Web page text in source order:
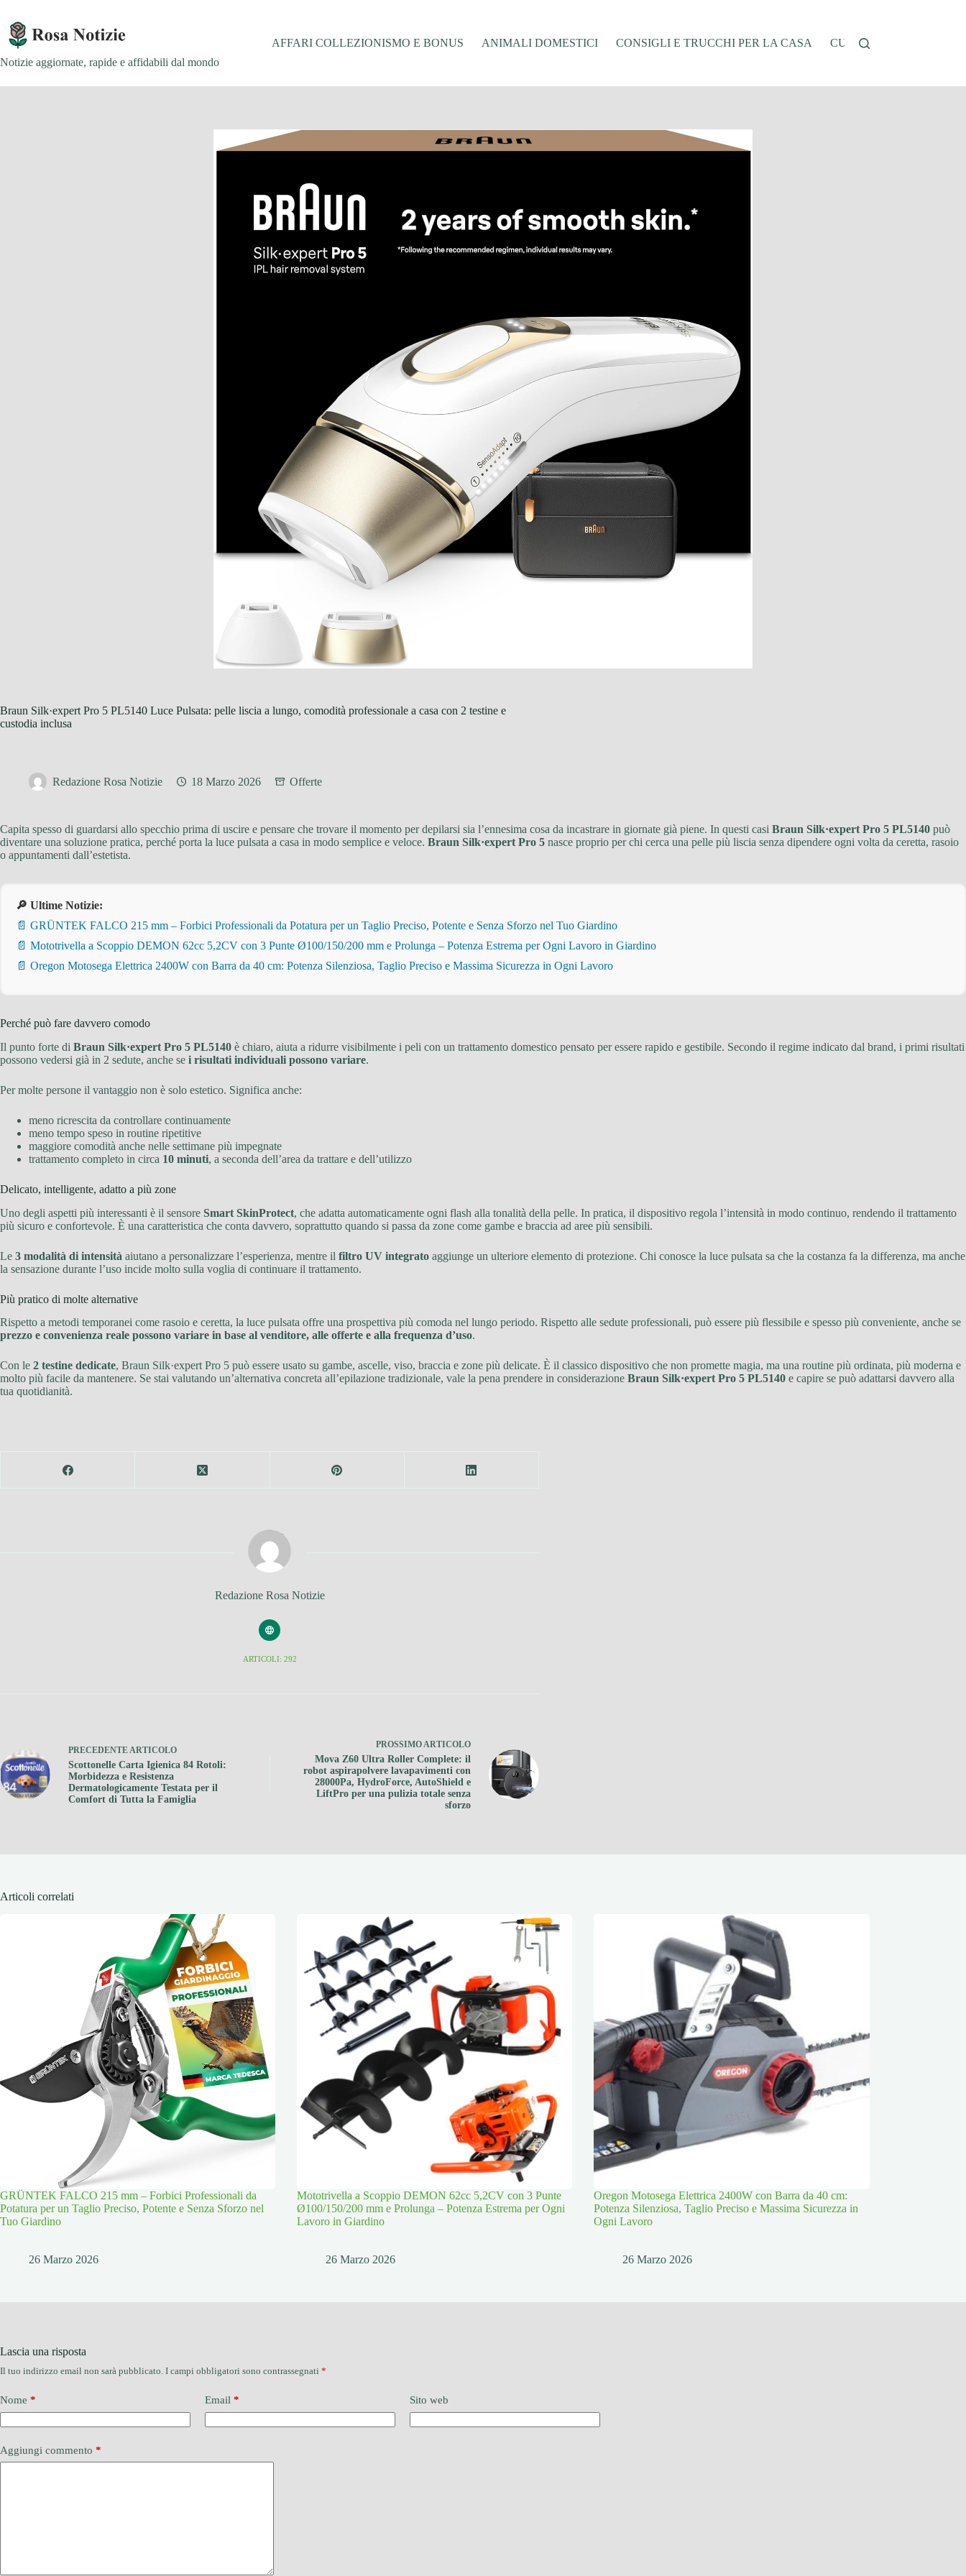
contenuto
Notizie aggiornate, rapide e affidabili dal mondo
AFFARI COLLEZIONISMO E BONUS ANIMALI DOMESTICI CONSIGLI E TRUCCHI PER LA CASA CUCINA E RICETTE
Braun Silk·expert Pro 5 PL5140 Luce Pulsata: pelle liscia a lungo, comodità professionale a casa con 2 testine e
custodia inclusa
Redazione Rosa Notizie 18 Marzo 2026 Offerte
Capita spesso di guardarsi allo specchio prima di uscire e pensare che trovare il momento per depilarsi sia l’ennesima cosa da incastrare in giornate già piene. In questi casi Braun Silk·expert Pro 5 PL5140 può
diventare una soluzione pratica, perché porta la luce pulsata a casa in modo semplice e veloce. Braun Silk·expert Pro 5 nasce proprio per chi cerca una pelle più liscia senza dipendere ogni volta da ceretta, rasoio
o appuntamenti dall’estetista.
🔎 Ultime Notizie:
📄 GRÜNTEK FALCO 215 mm – Forbici Professionali da Potatura per un Taglio Preciso, Potente e Senza Sforzo nel Tuo Giardino
📄 Mototrivella a Scoppio DEMON 62cc 5,2CV con 3 Punte Ø100/150/200 mm e Prolunga – Potenza Estrema per Ogni Lavoro in Giardino
📄 Oregon Motosega Elettrica 2400W con Barra da 40 cm: Potenza Silenziosa, Taglio Preciso e Massima Sicurezza in Ogni Lavoro
Perché può fare davvero comodo
Il punto forte di Braun Silk·expert Pro 5 PL5140 è chiaro, aiuta a ridurre visibilmente i peli con un trattamento domestico pensato per essere rapido e gestibile. Secondo il regime indicato dal brand, i primi risultati
possono vedersi già in 2 sedute, anche se i risultati individuali possono variare.
Per molte persone il vantaggio non è solo estetico. Significa anche:
meno ricrescita da controllare continuamente
meno tempo speso in routine ripetitive
maggiore comodità anche nelle settimane più impegnate
trattamento completo in circa 10 minuti, a seconda dell’area da trattare e dell’utilizzo
Delicato, intelligente, adatto a più zone
Uno degli aspetti più interessanti è il sensore Smart SkinProtect, che adatta automaticamente ogni flash alla tonalità della pelle. In pratica, il dispositivo regola l’intensità in modo continuo, rendendo il trattamento
più sicuro e confortevole. È una caratteristica che conta davvero, soprattutto quando si passa da zone come gambe e braccia ad aree più sensibili.
Le 3 modalità di intensità aiutano a personalizzare l’esperienza, mentre il filtro UV integrato aggiunge un ulteriore elemento di protezione. Chi conosce la luce pulsata sa che la costanza fa la differenza, ma anche
la sensazione durante l’uso incide molto sulla voglia di continuare il trattamento.
Più pratico di molte alternative
Rispetto a metodi temporanei come rasoio e ceretta, la luce pulsata offre una prospettiva più comoda nel lungo periodo. Rispetto alle sedute professionali, può essere più flessibile e spesso più conveniente, anche se
prezzo e convenienza reale possono variare in base al venditore, alle offerte e alla frequenza d’uso.
Con le 2 testine dedicate, Braun Silk·expert Pro 5 può essere usato su gambe, ascelle, viso, braccia e zone più delicate. È il classico dispositivo che non promette magia, ma una routine più ordinata, più moderna e
molto più facile da mantenere. Se stai valutando un’alternativa concreta all’epilazione tradizionale, vale la pena prendere in considerazione Braun Silk·expert Pro 5 PL5140 e capire se può adattarsi davvero alla
tua quotidianità.
Redazione Rosa Notizie
ARTICOLI: 292
PRECEDENTEARTICOLO
Scottonelle Carta Igienica 84 Rotoli:
Morbidezza e Resistenza
Dermatologicamente Testata per il
Comfort di Tutta la Famiglia
PROSSIMOARTICOLO
Mova Z60 Ultra Roller Complete: il
robot aspirapolvere lavapavimenti con
28000Pa, HydroForce, AutoShield e
LiftPro per una pulizia totale senza
sforzo
Articoli correlati
GRÜNTEK FALCO 215 mm – Forbici Professionali da
Potatura per un Taglio Preciso, Potente e Senza Sforzo nel
Tuo Giardino
26 Marzo 2026
Mototrivella a Scoppio DEMON 62cc 5,2CV con 3 Punte
Ø100/150/200 mm e Prolunga – Potenza Estrema per Ogni
Lavoro in Giardino
26 Marzo 2026
Oregon Motosega Elettrica 2400W con Barra da 40 cm:
Potenza Silenziosa, Taglio Preciso e Massima Sicurezza in
Ogni Lavoro
26 Marzo 2026
Lascia una risposta
Il tuo indirizzo email non sarà pubblicato. I campi obbligatori sono contrassegnati *
Nome * Email * Sito web
Aggiungi commento *